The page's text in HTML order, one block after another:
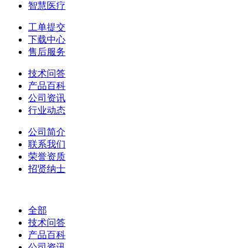
智慧医疗
工单提交
下载中心
售后服务
技术问答
产品百科
公司资讯
行业动态
公司简介
联系我们
荣誉资质
招贤纳士
全部
技术问答
产品百科